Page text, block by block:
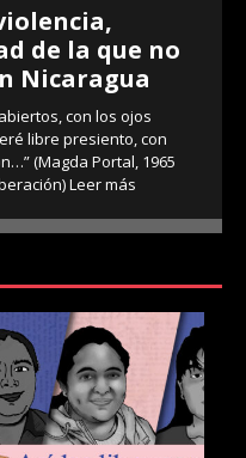
de la que no
Nicaragua
con los ojos
libre presiento, con
(Magda Portal, 1965
Leer más